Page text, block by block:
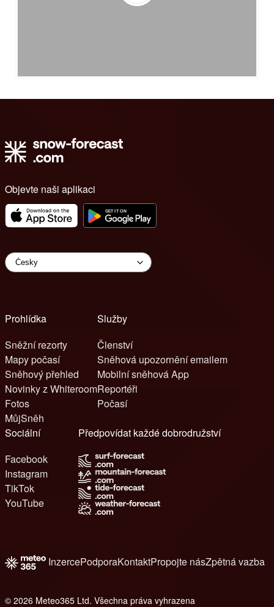
Objevte naši aplikaci
Prohlídka
Sněžní rezorty
Mapy počasí
Sněhový přehled
Novinky z Whiteroom
Fotos
MůjSněh
Služby
Členství
Sněhová upozornění emailem
Mobilní sněhová App
Reportéři
Počasí
Sociální
Facebook
Instagram
TikTok
YouTube
Předpovídat každé dobrodružství
InzercePodporaKontaktPropojte násZpětná vazba
© 2026 Meteo365 Ltd. Všechna práva vyhrazena